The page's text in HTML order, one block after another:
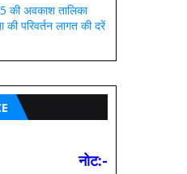
की अवकाश तालिका
परिवर्तन लागत की दरें